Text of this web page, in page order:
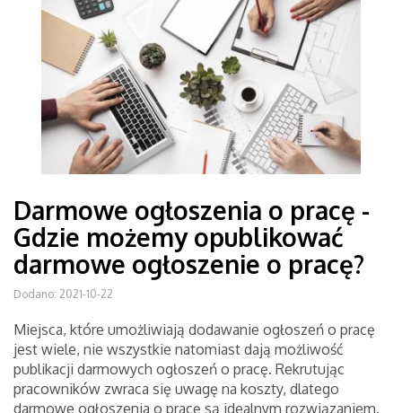
Darmowe ogłoszenia o pracę -
Gdzie możemy opublikować
darmowe ogłoszenie o pracę?
Dodano: 2021-10-22
Miejsca, które umożliwiają dodawanie ogłoszeń o pracę
jest wiele, nie wszystkie natomiast dają możliwość
publikacji darmowych ogłoszeń o pracę. Rekrutując
pracowników zwraca się uwagę na koszty, dlatego
darmowe ogłoszenia o pracę są idealnym rozwiązaniem.